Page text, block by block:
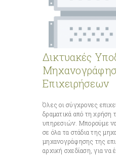
Δικτυακές
Επιχειρήσεων
Όλες οι σύγχρονες
δραματικά από τη χρήση
υπηρεσιών. Μπορούμε
σε όλα τα στάδια της
μηχανογράφησης της
αρχική σχεδίαση, για να